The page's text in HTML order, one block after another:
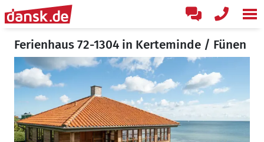
Ferienhaus 72-1304 in Kerteminde / Fünen